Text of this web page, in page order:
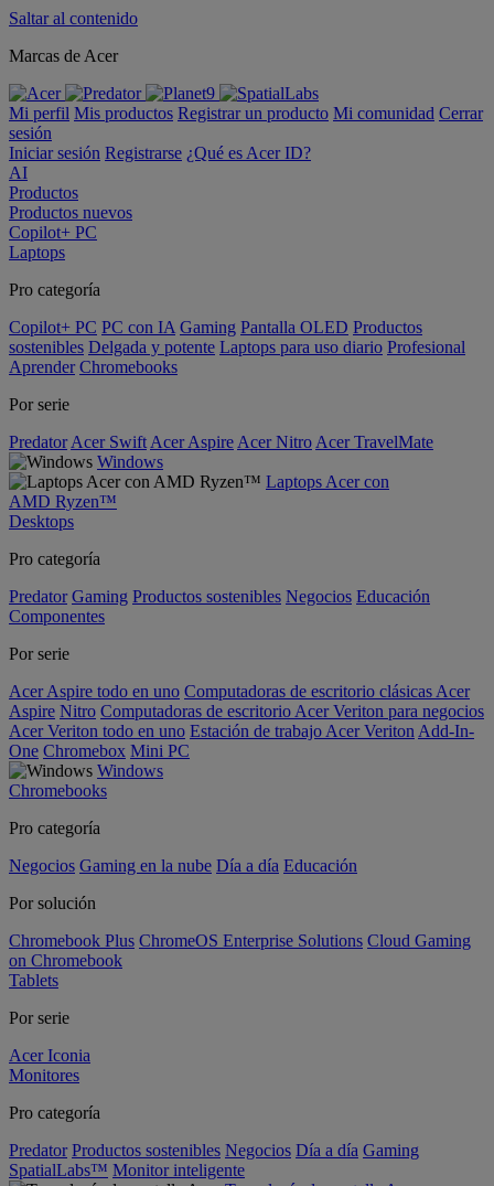
Saltar al contenido
Marcas de Acer
Mi perfil Mis productos Registrar un producto Mi comunidad Cerrar
sesión
Iniciar sesión Registrarse ¿Qué es Acer ID?
AI
Productos
Productos nuevos
Copilot+ PC
Laptops
Pro categoría
Copilot+ PC PC con IA Gaming Pantalla OLED Productos
sostenibles Delgada y potente Laptops para uso diario Profesional
Aprender Chromebooks
Por serie
Predator Acer Swift Acer Aspire Acer Nitro Acer TravelMate
Windows
Laptops Acer con
AMD Ryzen™
Desktops
Pro categoría
Predator Gaming Productos sostenibles Negocios Educación
Componentes
Por serie
Acer Aspire todo en uno Computadoras de escritorio clásicas Acer
Aspire Nitro Computadoras de escritorio Acer Veriton para negocios
Acer Veriton todo en uno Estación de trabajo Acer Veriton Add-In-
One Chromebox Mini PC
Windows
Chromebooks
Pro categoría
Negocios Gaming en la nube Día a día Educación
Por solución
Chromebook Plus ChromeOS Enterprise Solutions Cloud Gaming
on Chromebook
Tablets
Por serie
Acer Iconia
Monitores
Pro categoría
Predator Productos sostenibles Negocios Día a día Gaming
SpatialLabs™ Monitor inteligente